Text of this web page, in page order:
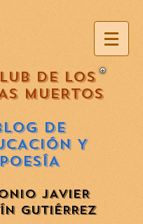
DE LOS
MUERTOS
DE
Y
POESÍA
JAVIER
GUTIÉRREZ